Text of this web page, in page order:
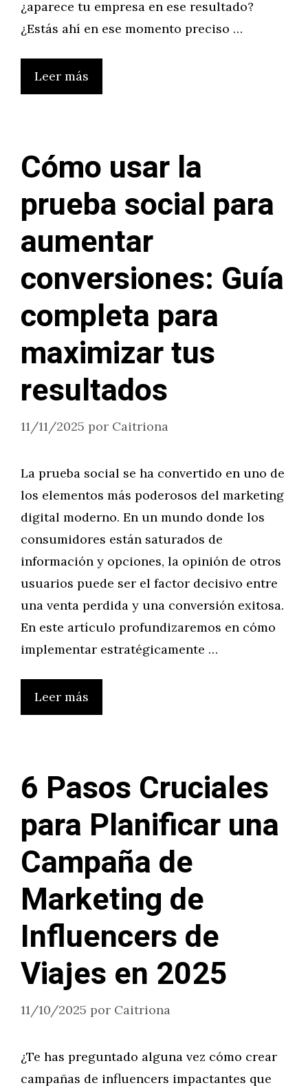
¿aparece tu empresa en ese resultado?
¿Estás ahí en ese momento preciso …
Leer más
Cómo usar la
prueba social para
aumentar
conversiones: Guía
completa para
maximizar tus
resultados
11/11/2025 por Caitriona
La prueba social se ha convertido en uno de
los elementos más poderosos del marketing
digital moderno. En un mundo donde los
consumidores están saturados de
información y opciones, la opinión de otros
usuarios puede ser el factor decisivo entre
una venta perdida y una conversión exitosa.
En este artículo profundizaremos en cómo
implementar estratégicamente …
Leer más
6 Pasos Cruciales
para Planificar una
Campaña de
Marketing de
Influencers de
Viajes en 2025
11/10/2025 por Caitriona
¿Te has preguntado alguna vez cómo crear
campañas de influencers impactantes que